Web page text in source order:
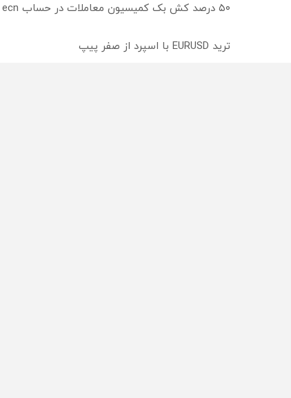
۵۰ درصد کش بک کمیسیون معاملات در حساب ecn بروکر اینوسلو
ترید EURUSD با اسپرد از صفر پیپ